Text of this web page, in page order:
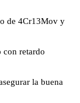
de 4Cr13Mov y
con retardo
la buena